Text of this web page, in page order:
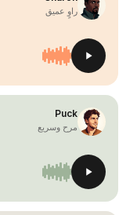
راوٍ عميق
Puck
مرح وسريع